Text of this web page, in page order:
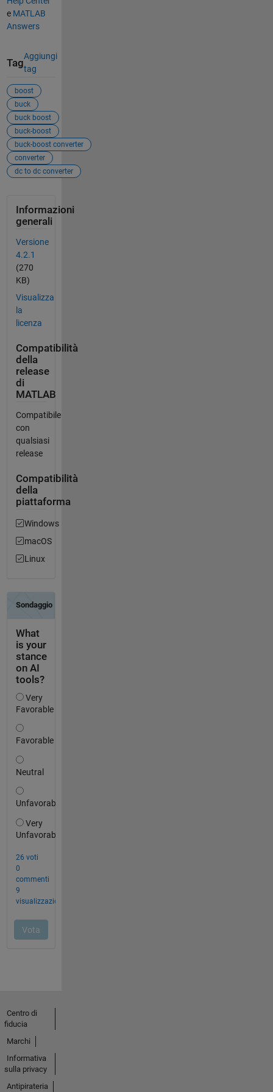
e MATLAB
Answers
Tag
Aggiungi
tag
boost
buck
buck boost
buck-boost
buck-boost converter
converter
dc to dc converter
Informazioni
generali
Versione
4.2.1
(270
KB)
Visualizza
la
licenza
Compatibilità
della
release
di
MATLAB
Compatibile
con
qualsiasi
release
Compatibilità
della
piattaforma
Windows
macOS
Linux
Centro di
fiducia
Marchi
Informativa
sulla privacy
Antipirateria